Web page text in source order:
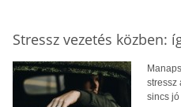
Stressz vezetés közben:
stressz
sincs